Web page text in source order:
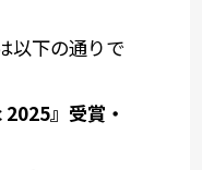
以下の通りで
』受賞・